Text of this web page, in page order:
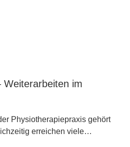
im
Physiotherapiepraxis gehört
erreichen viele…